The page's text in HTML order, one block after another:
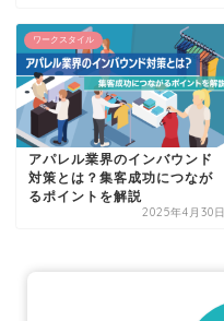
ワークスタイル
アパレル業界のインバウンド
対策とは？集客成功につなが
るポイントを解説
2025年4月30日